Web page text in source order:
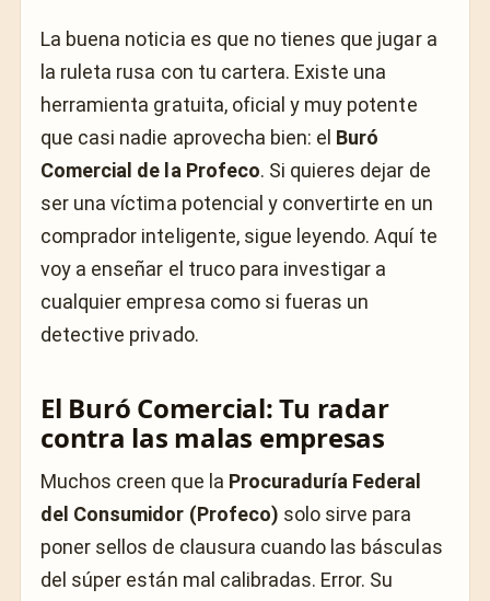
La buena noticia es que no tienes que jugar a
la ruleta rusa con tu cartera. Existe una
herramienta gratuita, oficial y muy potente
que casi nadie aprovecha bien: el Buró
Comercial de la Profeco. Si quieres dejar de
ser una víctima potencial y convertirte en un
comprador inteligente, sigue leyendo. Aquí te
voy a enseñar el truco para investigar a
cualquier empresa como si fueras un
detective privado.
El Buró Comercial: Tu radar
contra las malas empresas
Muchos creen que la Procuraduría Federal
del Consumidor (Profeco) solo sirve para
poner sellos de clausura cuando las básculas
del súper están mal calibradas. Error. Su